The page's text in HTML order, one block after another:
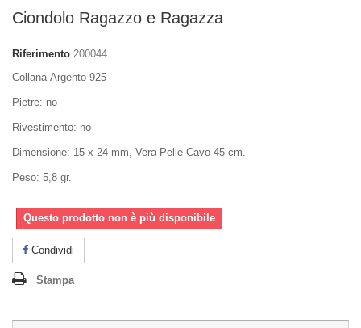
Ciondolo Ragazzo e Ragazza
Riferimento 200044
Collana Argento 925
Pietre: no
Rivestimento: no
Dimensione: 15 x 24 mm, Vera Pelle Cavo 45 cm.
Peso: 5,8 gr.
Questo prodotto non è più disponibile
Condividi
Stampa